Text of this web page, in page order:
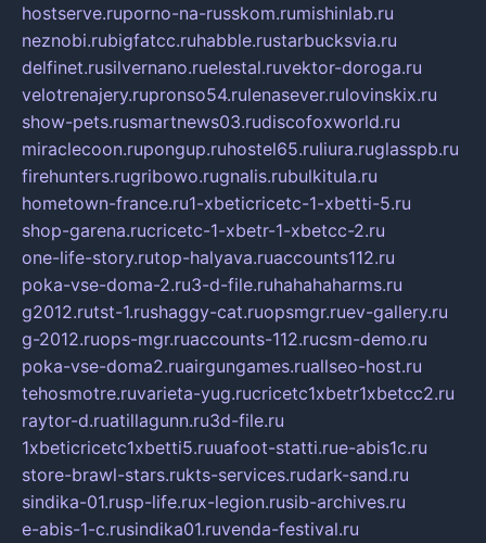
hostserve.ruporno-na-russkom.rumishinlab.ru
neznobi.rubigfatcc.ruhabble.rustarbucksvia.ru
delfinet.rusilvernano.ruelestal.ruvektor-doroga.ru
velotrenajery.rupronso54.rulenasever.rulovinskix.ru
show-pets.rusmartnews03.rudiscofoxworld.ru
miraclecoon.rupongup.ruhostel65.ruliura.ruglasspb.ru
firehunters.rugribowo.rugnalis.rubulkitula.ru
hometown-france.ru1-xbeticricetc-1-xbetti-5.ru
shop-garena.rucricetc-1-xbetr-1-xbetcc-2.ru
one-life-story.rutop-halyava.ruaccounts112.ru
poka-vse-doma-2.ru3-d-file.ruhahahaharms.ru
g2012.rutst-1.rushaggy-cat.ruopsmgr.ruev-gallery.ru
g-2012.ruops-mgr.ruaccounts-112.rucsm-demo.ru
poka-vse-doma2.ruairgungames.ruallseo-host.ru
tehosmotre.ruvarieta-yug.rucricetc1xbetr1xbetcc2.ru
raytor-d.ruatillagunn.ru3d-file.ru
1xbeticricetc1xbetti5.ruuafoot-statti.rue-abis1c.ru
store-brawl-stars.rukts-services.rudark-sand.ru
sindika-01.rusp-life.rux-legion.rusib-archives.ru
e-abis-1-c.rusindika01.ruvenda-festival.ru